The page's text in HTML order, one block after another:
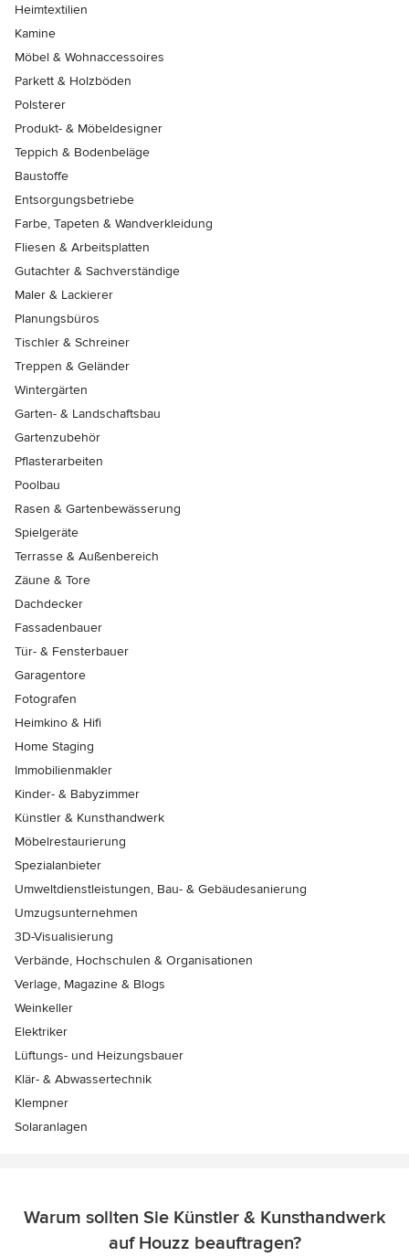
Heimtextilien
Kamine
Möbel & Wohnaccessoires
Parkett & Holzböden
Polsterer
Produkt- & Möbeldesigner
Teppich & Bodenbeläge
Baustoffe
Entsorgungsbetriebe
Farbe, Tapeten & Wandverkleidung
Fliesen & Arbeitsplatten
Gutachter & Sachverständige
Maler & Lackierer
Planungsbüros
Tischler & Schreiner
Treppen & Geländer
Wintergärten
Garten- & Landschaftsbau
Gartenzubehör
Pflasterarbeiten
Poolbau
Rasen & Gartenbewässerung
Spielgeräte
Terrasse & Außenbereich
Zäune & Tore
Dachdecker
Fassadenbauer
Tür- & Fensterbauer
Garagentore
Fotografen
Heimkino & Hifi
Home Staging
Immobilienmakler
Kinder- & Babyzimmer
Künstler & Kunsthandwerk
Möbelrestaurierung
Spezialanbieter
Umweltdienstleistungen, Bau- & Gebäudesanierung
Umzugsunternehmen
3D-Visualisierung
Verbände, Hochschulen & Organisationen
Verlage, Magazine & Blogs
Weinkeller
Elektriker
Lüftungs- und Heizungsbauer
Klär- & Abwassertechnik
Klempner
Solaranlagen
Warum sollten Sie Künstler & Kunsthandwerk
auf Houzz beauftragen?